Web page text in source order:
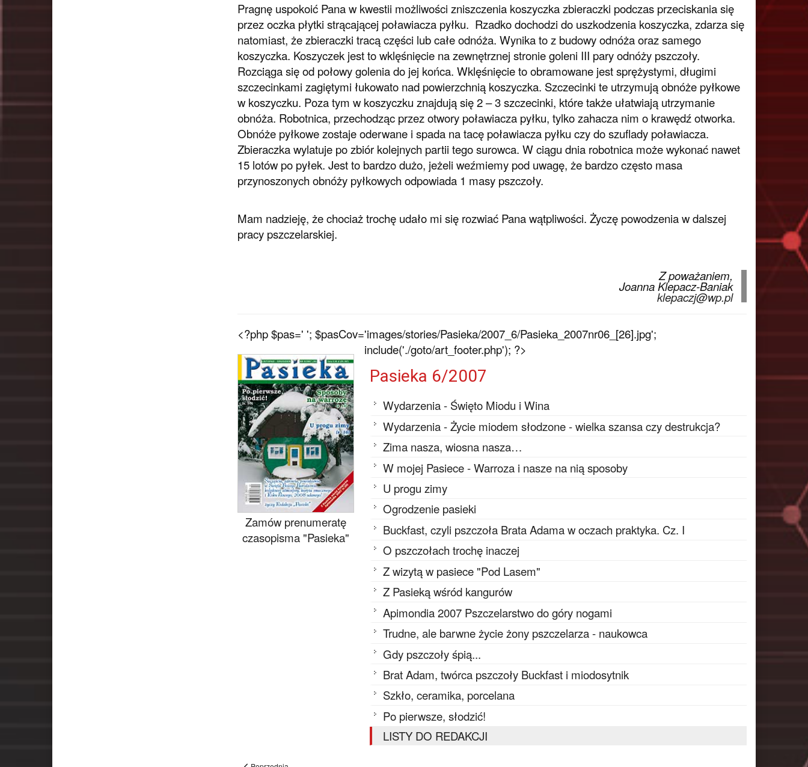
Pragnę uspokoić Pana w kwestii możliwości zniszczenia koszyczka zbieraczki podczas przeciskania się
przez oczka płytki strącającej poławiacza pyłku. Rzadko dochodzi do uszkodzenia koszyczka, zdarza się
natomiast, że zbieraczki tracą części lub całe odnóża. Wynika to z budowy odnóża oraz samego
koszyczka. Koszyczek jest to wklęśnięcie na zewnętrznej stronie goleni III pary odnóży pszczoły.
Rozciąga się od połowy golenia do jej końca. Wklęśnięcie to obramowane jest sprężystymi, długimi
szczecinkami zagiętymi łukowato nad powierzchnią koszyczka. Szczecinki te utrzymują obnóże pyłkowe
w koszyczku. Poza tym w koszyczku znajdują się 2 – 3 szczecinki, które także ułatwiają utrzymanie
obnóża. Robotnica, przechodząc przez otwory poławiacza pyłku, tylko zahacza nim o krawędź otworka.
Obnóże pyłkowe zostaje oderwane i spada na tacę poławiacza pyłku czy do szuflady poławiacza.
Zbieraczka wylatuje po zbiór kolejnych partii tego surowca. W ciągu dnia robotnica może wykonać nawet
15 lotów po pyłek. Jest to bardzo dużo, jeżeli weźmiemy pod uwagę, że bardzo często masa
przynoszonych obnóży pyłkowych odpowiada 1 masy pszczoły.
Mam nadzieję, że chociaż trochę udało mi się rozwiać Pana wątpliwości. Życzę powodzenia w dalszej
pracy pszczelarskiej.
Z poważaniem,
Joanna Klepacz-Baniak
klepaczj@wp.pl
<?php $pas=' '; $pasCov='images/stories/Pasieka/2007_6/Pasieka_2007nr06_[26].jpg';
include('./goto/art_footer.php'); ?>
Zamów prenumeratę
czasopisma "Pasieka"
Pasieka 6/2007
Wydarzenia - Święto Miodu i Wina
Wydarzenia - Życie miodem słodzone - wielka szansa czy destrukcja?
Zima nasza, wiosna nasza…
W mojej Pasiece - Warroza i nasze na nią sposoby
U progu zimy
Ogrodzenie pasieki
Buckfast, czyli pszczoła Brata Adama w oczach praktyka. Cz. I
O pszczołach trochę inaczej
Z wizytą w pasiece "Pod Lasem"
Z Pasieką wśród kangurów
Apimondia 2007 Pszczelarstwo do góry nogami
Trudne, ale barwne życie żony pszczelarza - naukowca
Gdy pszczoły śpią...
Brat Adam, twórca pszczoły Buckfast i miodosytnik
Szkło, ceramika, porcelana
Po pierwsze, słodzić!
LISTY DO REDAKCJI